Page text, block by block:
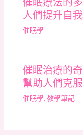
人們提升自
催眠學
催眠治療的
幫助人們克
催眠學, 教學筆記